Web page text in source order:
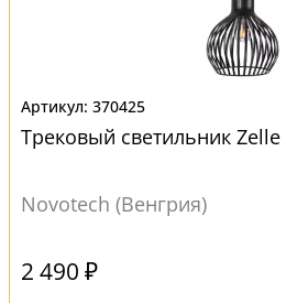
370425
Трековый светильник Zelle
Novotech (Венгрия)
2 490 ₽